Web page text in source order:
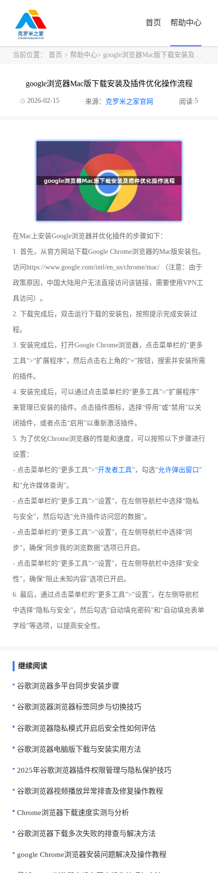
首页 帮助中心
当前位置： 首页 > 帮助中心> google浏览器Mac版下载安装及插件优化操作流程
google浏览器Mac版下载安装及插件优化操作流程
2026-02-15 来源： 克罗米之家官网 阅读:5
在Mac上安装Google浏览器并优化插件的步骤如下：
1. 首先，从官方网站下载Google Chrome浏览器的Mac版安装包。
访问https://www.google.com/intl/en_us/chrome/mac/ （注意：由于
政策原因，中国大陆用户无法直接访问该链接，需要使用VPN工
具访问）。
2. 下载完成后，双击运行下载的安装包，按照提示完成安装过
程。
3. 安装完成后，打开Google Chrome浏览器，点击菜单栏的“更多
工具”>“扩展程序”，然后点击右上角的“+”按钮，搜索并安装所需
的插件。
4. 安装完成后，可以通过点击菜单栏的“更多工具”>“扩展程序”
来管理已安装的插件。点击插件图标，选择“停用”或“禁用”以关
闭插件，或者点击“启用”以重新激活插件。
5. 为了优化Chrome浏览器的性能和速度，可以按照以下步骤进行
设置：
- 点击菜单栏的“更多工具”>“开发者工具”，勾选“允许弹出窗口 ”
和“允许媒体查询”。
- 点击菜单栏的“更多工具”>“设置”，在左侧导航栏中选择“隐私
与安全”，然后勾选“允许插件访问您的数据”。
- 点击菜单栏的“更多工具”>“设置”，在左侧导航栏中选择“同
步”，确保“同步我的浏览数据”选项已开启。
- 点击菜单栏的“更多工具”>“设置”，在左侧导航栏中选择“安全
性”，确保“阻止未知内容”选项已开启。
6. 最后，通过点击菜单栏的“更多工具”>“设置”，在左侧导航栏
中选择“隐私与安全”，然后勾选“自动填充密码”和“自动填充表单
字段”等选项，以提高安全性。
继续阅读
谷歌浏览器多平台同步安装步骤
谷歌浏览器浏览器标签同步与切换技巧
谷歌浏览器隐私模式开启后安全性如何评估
谷歌浏览器电脑版下载与安装实用方法
2025年谷歌浏览器插件权限管理与隐私保护技巧
谷歌浏览器视频播放异常排查及修复操作教程
Chrome浏览器下载速度实测与分析
谷歌浏览器下载多次失败的排查与解决方法
google Chrome浏览器安装问题解决及操作教程